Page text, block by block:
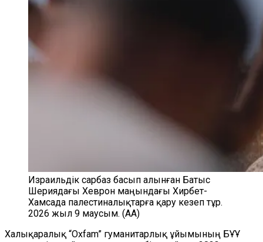
Израильдік сарбаз басып алынған Батыс
Шериядағы Хеврон маңындағы Хирбет-
Хамсада палестиналықтарға қару кезеп тұр.
2026 жыл 9 маусым. (AA)
Халықаралық “Oxfam” гуманитарлық ұйымының БҰҰ